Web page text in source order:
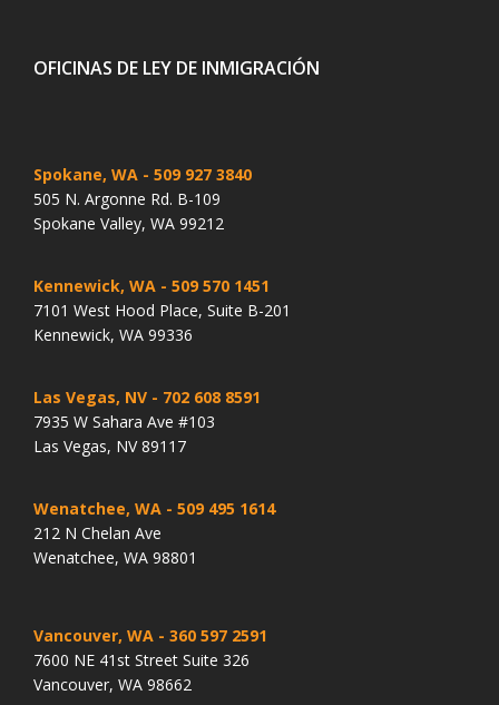
OFICINAS DE LEY DE INMIGRACIÓN
Spokane, WA - 509 927 3840
505 N. Argonne Rd. B-109
Spokane Valley, WA 99212
Kennewick, WA - 509 570 1451
7101 West Hood Place, Suite B-201
Kennewick, WA 99336
Las Vegas, NV - 702 608 8591
7935 W Sahara Ave #103
Las Vegas, NV 89117
Wenatchee, WA - 509 495 1614
212 N Chelan Ave
Wenatchee, WA 98801
Vancouver, WA - 360 597 2591
7600 NE 41st Street Suite 326
Vancouver, WA 98662